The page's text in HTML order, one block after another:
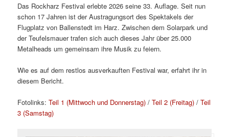
Das Rockharz Festival erlebte 2026 seine 33. Auflage. Seit nun
schon 17 Jahren ist der Austragungsort des Spektakels der
Flugplatz von Ballenstedt im Harz. Zwischen dem Solarpark und
der Teufelsmauer trafen sich auch dieses Jahr über 25.000
Metalheads um gemeinsam ihre Musik zu feiern.
Wie es auf dem restlos ausverkauften Festival war, erfahrt ihr in
diesem Bericht.
Fotolinks:Teil 1 (Mittwoch und Donnerstag) /Teil 2 (Freitag) /Teil
3 (Samstag)